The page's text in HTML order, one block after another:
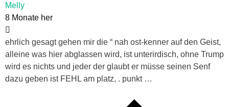
Melly
8 Monate her
ehrlich gesagt gehen mir die “ nah ost-kenner auf den Geist,
alleine was hier abglassen wird, ist unterirdisch, ohne Trump
wird es nichts und jeder der glaubt er müsse seinen Senf
dazu geben ist FEHL am platz, . punkt …